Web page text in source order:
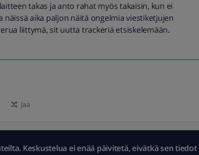
takas ja anto rahat myös takaisin, kun ei
näissä aika paljon näitä ongelmia viestiketjujen
liittymä, sit uutta trackeriä etsiskelemään.
Jaa
Keskustelua ei enää päivitetä, eivätkä sen tiedot